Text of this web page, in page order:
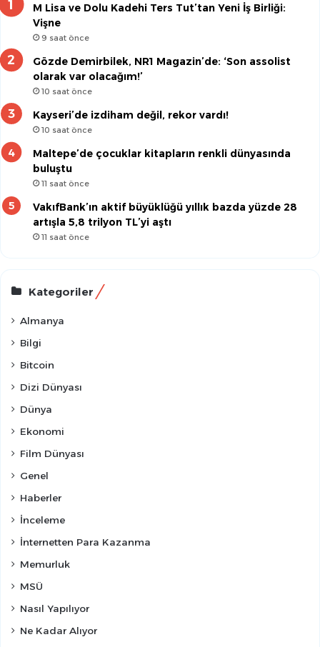
M Lisa ve Dolu Kadehi Ters Tut’tan Yeni İş Birliği:
Vişne
9 saat önce
Gözde Demirbilek, NR1 Magazin’de: ‘Son assolist
olarak var olacağım!’
10 saat önce
Kayseri’de izdiham değil, rekor vardı!
10 saat önce
Maltepe’de çocuklar kitapların renkli dünyasında
buluştu
11 saat önce
VakıfBank’ın aktif büyüklüğü yıllık bazda yüzde 28
artışla 5,8 trilyon TL’yi aştı
11 saat önce
Kategoriler
Almanya
Bilgi
Bitcoin
Dizi Dünyası
Dünya
Ekonomi
Film Dünyası
Genel
Haberler
İnceleme
İnternetten Para Kazanma
Memurluk
MSÜ
Nasıl Yapılıyor
Ne Kadar Alıyor